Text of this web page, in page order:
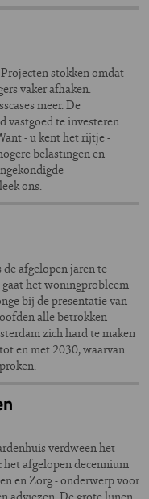
stokken omdat
vaker afhaken.
meer. De
vastgoed te investeren
- u kent het rijtje -
belastingen en
ons.
de afgelopen jaren te
het woningprobleem
bij de presentatie van
alle betrokken
zich hard te maken
en met 2030, waarvan
verdween het
afgelopen decennium
en Zorg - onderwerp voor